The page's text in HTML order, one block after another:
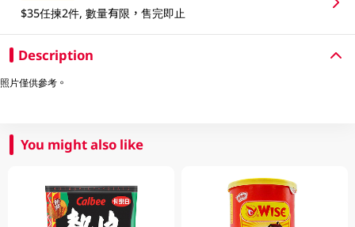
$35任揀2件, 數量有限，售完即止
Description
照片僅供參考。
You might also like